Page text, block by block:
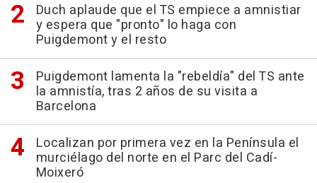
Duch aplaude que el TS empiece a amnistiar
y espera que "pronto" lo haga con
Puigdemont y el resto
Puigdemont lamenta la "rebeldía" del TS ante
la amnistía, tras 2 años de su visita a
Barcelona
Localizan por primera vez en la Península el
murciélago del norte en el Parc del Cadí-
Moixeró